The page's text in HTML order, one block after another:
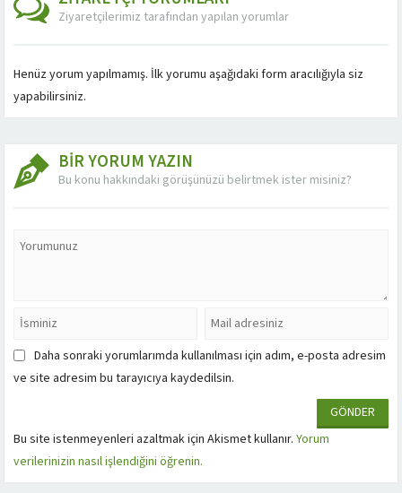
Ziyaretçilerimiz tarafından yapılan yorumlar
Henüz yorum yapılmamış. İlk yorumu aşağıdaki form aracılığıyla siz
yapabilirsiniz.
BİR YORUM YAZIN
Bu konu hakkındaki görüşünüzü belirtmek ister misiniz?
Daha sonraki yorumlarımda kullanılması için adım, e-posta adresim
ve site adresim bu tarayıcıya kaydedilsin.
Bu site istenmeyenleri azaltmak için Akismet kullanır. Yorum
verilerinizin nasıl işlendiğini öğrenin.